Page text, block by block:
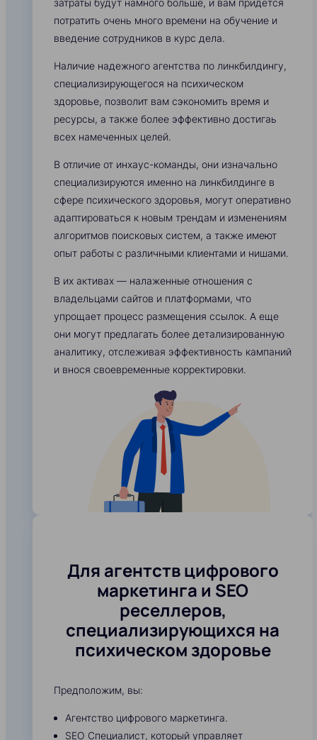
затраты будут намного больше, и вам придется
потратить очень много времени на обучение и
введение сотрудников в курс дела.
Наличие надежного агентства по линкбилдингу,
специализирующегося на психическом
здоровье, позволит вам сэкономить время и
ресурсы, а также более эффективно достигаь
всех намеченных целей.
В отличие от инхаус-команды, они изначально
специализируются именно на линкбилдинге в
сфере психического здоровья, могут оперативно
адаптироваться к новым трендам и изменениям
алгоритмов поисковых систем, а также имеют
опыт работы с различными клиентами и нишами.
В их активах — налаженные отношения с
владельцами сайтов и платформами, что
упрощает процесс размещения ссылок. А еще
они могут предлагать более детализированную
аналитику, отслеживая эффективность кампаний
и внося своевременные корректировки.
Для агентств цифрового
маркетинга и SEO
реселлеров,
специализирующихся на
психическом здоровье
Предположим, вы:
Агентство цифрового маркетинга.
SEO Специалист, который управляет